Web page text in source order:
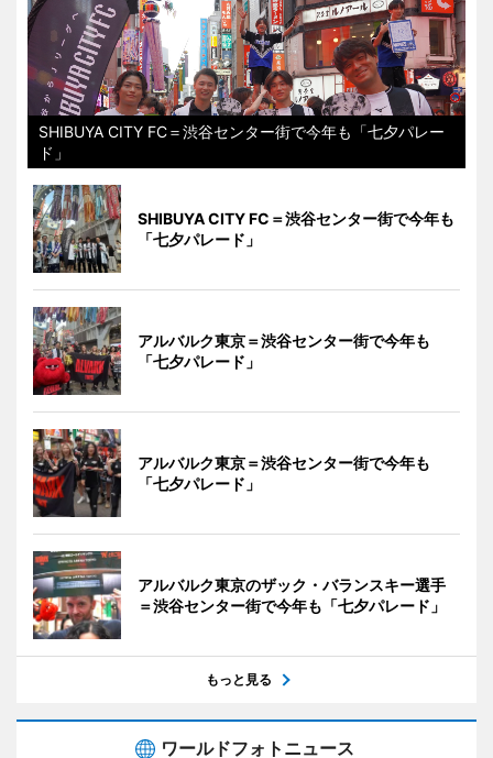
SHIBUYA CITY FC＝渋谷センター街で今年も「七夕パレー
ド」
SHIBUYA CITY FC＝渋谷センター街で今年も
「七夕パレード」
アルバルク東京＝渋谷センター街で今年も
「七夕パレード」
アルバルク東京＝渋谷センター街で今年も
「七夕パレード」
アルバルク東京のザック・バランスキー選手
＝渋谷センター街で今年も「七夕パレード」
もっと見る
ワールドフォトニュース